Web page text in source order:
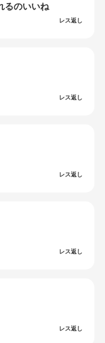
るのいいね
レス返し
レス返し
レス返し
レス返し
レス返し